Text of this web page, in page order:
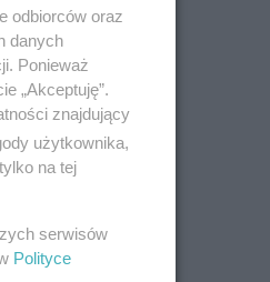
odbiorców oraz
danych
Ponieważ
„Akceptuję”.
znajdujący
użytkownika,
na tej
serwisów
Polityce